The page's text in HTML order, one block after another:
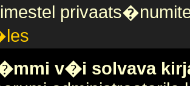
v�i solvava